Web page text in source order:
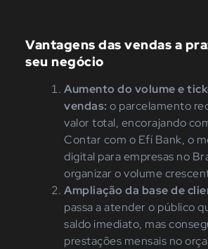
Vantagens das vendas a
seu negócio
Aumento do volume e
vendas: o parcelamento
valor total, encorajando
Contar com o Efí Bank, o
digital para empresas no
organizar o volume
Ampliação da base de
passa a atender o público
saldo imediato, mas
prestações mensais no